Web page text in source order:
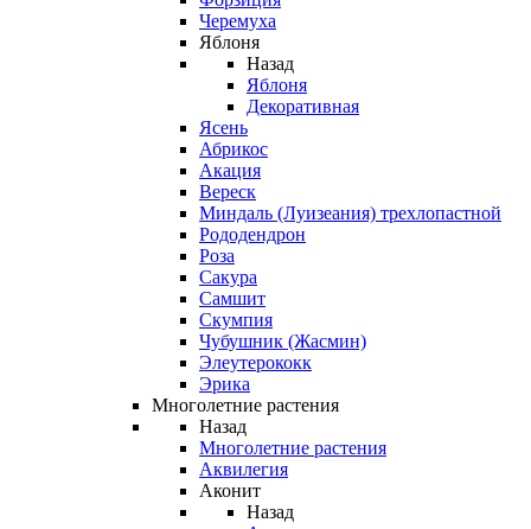
Черемуха
Яблоня
Назад
Яблоня
Декоративная
Ясень
Абрикос
Акация
Вереск
Миндаль (Луизеания) трехлопастной
Рододендрон
Роза
Сакура
Самшит
Скумпия
Чубушник (Жасмин)
Элеутерококк
Эрика
Многолетние растения
Назад
Многолетние растения
Аквилегия
Аконит
Назад